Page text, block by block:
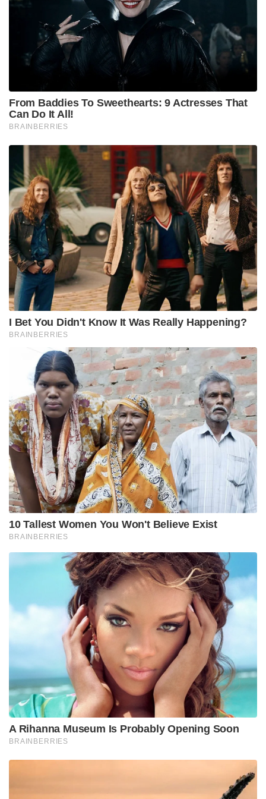
അണിനിരക്കുക. ഇവർ നേരിട്ട് കോർപ്സ്
ആസ്ഥാനത്തിന്റെ നിയന്ത്രണത്തിൽ പ്രവർത്തിക്കും.
Stories you may like
മുതിർന്ന പോലീസ് ഉദ്യോഗസ്ഥനെ മർദ്ദിച്ചു, ഇൽതിജ
മുഫ്തിക്കെതിരെ കേസ്: വനിതാ പോലീസ് കയ്യേറ്റം
ചെയ്തതെന്ന് പി.ഡി.പി.
ആർ.ജി കർ കേസ്: തെളിവ് നശിപ്പിക്കലിൽ സമഗ്ര
അന്വേഷണത്തിന് പ്രത്യേക സി.ബി.ഐ സംഘത്തെ
പർവ്വത മേഖലകളിലെ മിന്നൽ യുദ്ധങ്ങൾക്കായി
പ്രത്യേകം രൂപകൽപ്പന ചെയ്തിട്ടുള്ള ഈ ഇന്റഗ്രേറ്റഡ്
ബാറ്റിൽ ഗ്രൂപ്പുകൾക്ക് സ്വയംഭരണാധികാരമുള്ളതും
ഏത് കഠിന സാഹചര്യങ്ങളെയും ഒറ്റയ്ക്ക് നേരിടാൻ
പ്രാപ്തിയുള്ളതുമായ വലിയൊരു
ഫോർമേഷനാണുള്ളത്. ഒരു വലിയ യുദ്ധമുണ്ടായാൽ
മുൻപത്തെപ്പോലെ ഒരു ലക്ഷത്തോളം സൈനികരുള്ള
ഒരു സമ്പൂർണ്ണ കോർപ്സിനെ മുഴുവനായി
സജ്ജമാക്കാൻ കാത്തുനിൽക്കാതെ, അതത്
പ്രദേശങ്ങളിൽ അതിവേഗം വിന്യസിക്കാൻ (Rapid
Deployment) ഈ കുഞ്ഞൻ ഗ്രൂപ്പുകൾക്ക് സാധിക്കും.
ഇതിനായി ഓരോ ഐബിജിയിലും ഇൻഫൻട്രി
ബറ്റാലിയനുകൾ, ആർട്ടിലറി റെജിമെന്റുകൾ,
കോർപ്സ് ഓഫ് ഇലക്ട്രോണിക്സ് ആൻഡ്
മെക്കാനിക്കൽ എൻജിനീയേഴ്സ് (EME) വിഭാഗങ്ങൾ,
കോംബാറ്റ് എൻജിനീയർമാർ, ആർമി സർവീസ്
കോർപ്സ്, അതിവേഗം സജ്ജമാക്കാവുന്ന ഒരു
ഫീൽഡ് ഹോസ്പിറ്റൽ എന്നിവയും
ഉൾപ്പെടുത്തിയിട്ടുണ്ട്. ഭൈരവ് ബറ്റാലിയനുകൾ, രുദ്ര
ബ്രിഗേഡുകൾ, ശാസ്ത്രാസ്ത്ര, ശക്തിബാൻ
യൂണിറ്റുകൾ എന്നിവയും ഈ നവീകരണത്തിന്റെ
ഭാഗമാണ്.
മുൻ ചീഫ് ഓഫ് ഡിഫൻസ് സ്റ്റാഫ് (CDS) ജനറൽ
പ്രതിരോധ പഠനങ്ങളുടെ അടിസ്ഥാനത്തിലാണ് ഈ
വലിയ സ്വപ്ന പദ്ധതി യാഥാർത്ഥ്യമാകുന്നത്. കഴിഞ്ഞ
ഏഴ് വർഷത്തിലേറെയായി ഈ ആശയത്തെക്കുറിച്ച്
ചർച്ചകൾ നടക്കുന്നുണ്ടെങ്കിലും ഇപ്പോഴാണ് കൃത്യമായ
ഒരു നടപ്പിലാക്കലിലേക്ക് കാര്യങ്ങൾ എത്തിയത്. 2019-
ൽ പാക് അതിർത്തിയിൽ വെസ്റ്റേൺ തിയേറ്ററിലും
തുടർന്ന് കിഴക്കൻ അതിർത്തികളിൽ നടന്ന ‘ഹീം
വിജയ്’ (Exercise HimVijay) പോലുള്ള വൻ
സൈനികാഭ്യാസങ്ങളിലും ഈ ബാറ്റിൽ ഗ്രൂപ്പ് മാതൃക
ഇന്ത്യ വിജയകരമായി പരീക്ഷിച്ച് ബോധ്യപ്പെട്ടിരുന്നു.
ചൈനയും തങ്ങളുടെ പരമ്പരാഗത ഡിവിഷനുകളെ
മാറ്റി പകരം ടാങ്കുകളും വൻ പീരങ്കികളും ഉൾപ്പെടുന്ന
ചെറിയ ചെറിയ ‘കംബൈൻഡ് ആംസ് ബ്രിഗേഡുകൾ’
(CAB) അതിർത്തിയിൽ വിന്യസിച്ചിട്ടുണ്ട്. ഇതിന്
ഇന്റഗ്രേറ്റഡ് ബാറ്റിൽ ഗ്രൂപ്പുകളെ ഇപ്പോൾ